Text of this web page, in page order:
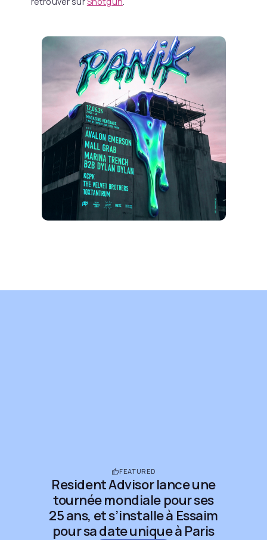
FEATURED
Resident Advisor lance une
tournée mondiale pour ses
25 ans, et s’installe à Essaim
pour sa date unique à Paris